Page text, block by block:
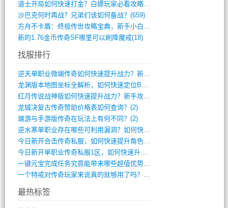
道士开局如何快速打金？白嫖玩家必看攻略(5)
沙巴克何时再战？兄弟们该如何备战？(659)
方舟不卡盾：终极传世攻略宝典，新手小白逆(495)
新的1.76金币传奇SF哪里可以刷降魔戒(18)
找服排行
逆天单职业微端传奇如何快速提升战力？新手(4)
龙渊版本地图坐标全解析，如何快速定位BO(3)
红月传说战神版如何快速提升战力？新手攻略(3)
龙城决复古传奇赞助价格表如何查询？(2)
端游与手游版传奇在玩法上有何不同？(2)
逆水寒单职业存在哪些可利用漏洞？如何快速(1)
今日新开合击传奇私服，如何快速提升角色战(0)
今日新开单职业传奇私服1区，如何快速升级(0)
一键元宝完成任务究竟能带来哪些超值优势？(0)
一个特戒对传奇玩家来说真的就够用了吗？(0)
最热标签